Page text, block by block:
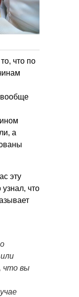
что по
вообще
а
эту
узнал, что
что вы